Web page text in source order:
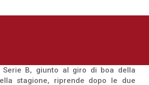
Serie B, giunto al giro di boa della
stagione, riprende dopo le due